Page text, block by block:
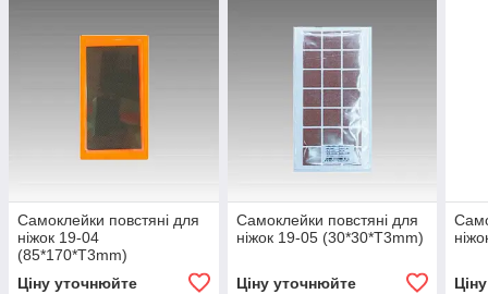
Самоклейки повстяні для
ніжок 19-04
(85*170*T3mm)
Ціну уточнюйте
Самоклейки повстяні для
ніжок 19-05 (30*30*T3mm)
Ціну уточнюйте